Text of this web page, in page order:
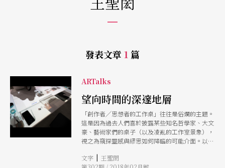
發表文章 1 篇
ARTalks
望向時間的深邃地層
「創作者╱思想者的工作桌」往往是俗爛的主題。
這是因為過去人們喜於披露某些知名哲學家、大文
豪、藝術家們的桌子（以及凌亂的工作室景象），
視之為窺探靈感與繆思如何降臨的可能介面。以至
化以後的象徵物，或者用於強調創作者╱思想者之
文字 | 王聖閎